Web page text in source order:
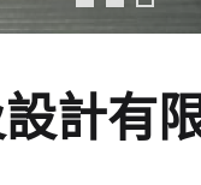
計有